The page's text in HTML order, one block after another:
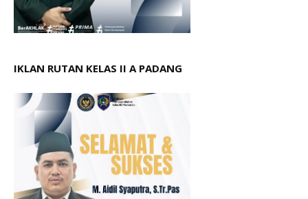
IKLAN RUTAN KELAS II A PADANG